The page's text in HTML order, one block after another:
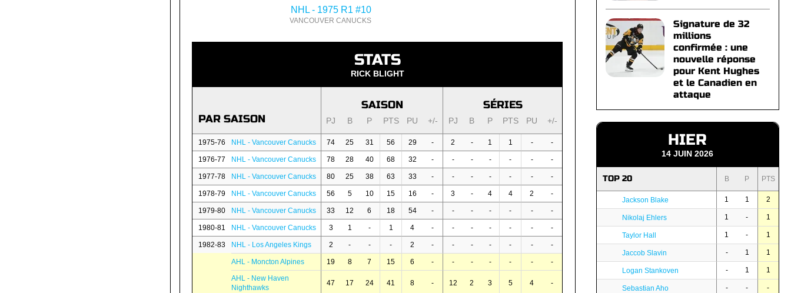
NHL - 1975 R1 #10
VANCOUVER CANUCKS
STATS
RICK BLIGHT
PAR SAISON
SAISON SÉRIES
PJ B P PTS PU +/- PJ B P PTS PU +/-
1975-76 NHL - Vancouver Canucks 74 25 31 56 29 - 2 - 1 1 - -
1976-77 NHL - Vancouver Canucks 78 28 40 68 32 - - - - - - -
1977-78 NHL - Vancouver Canucks 80 25 38 63 33 - - - - - - -
1978-79 NHL - Vancouver Canucks 56 5 10 15 16 - 3 - 4 4 2 -
1979-80 NHL - Vancouver Canucks 33 12 6 18 54 - - - - - - -
1980-81 NHL - Vancouver Canucks 3 1 - 1 4 - - - - - - -
1982-83 NHL - Los Angeles Kings 2 - - - 2 - - - - - - -
AHL - Moncton Alpines 19 8 7 15 6 - - - - - -
-
AHL - New Haven
Nighthawks
47 17 24 41 8 - 12 2 3 5 4 -
Signature de 32
millions
confirmée : une
nouvelle réponse
pour Kent Hughes
et le Canadien en
attaque
HIER
14 JUIN 2026
TOP 20 B P PTS
Jackson Blake 1 1 2
Nikolaj Ehlers 1 - 1
Taylor Hall 1 - 1
Jaccob Slavin - 1 1
Logan Stankoven - 1 1
Sebastian Aho - - -